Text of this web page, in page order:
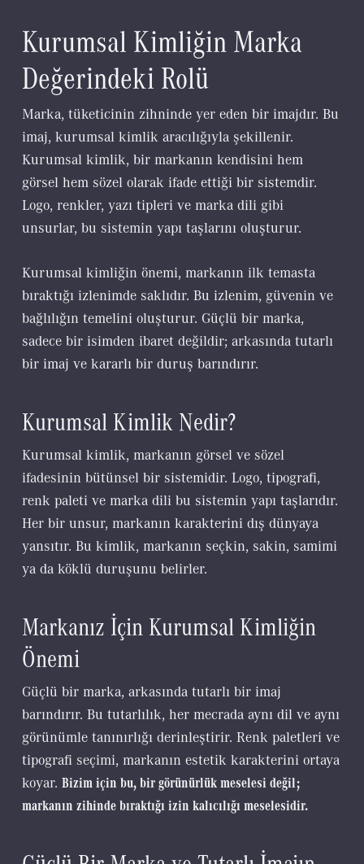
Kurumsal Kimliğin Marka
Değerindeki Rolü
Marka, tüketicinin zihninde yer eden bir imajdır. Bu
imaj, kurumsal kimlik aracılığıyla şekillenir.
Kurumsal kimlik, bir markanın kendisini hem
görsel hem sözel olarak ifade ettiği bir sistemdir.
Logo, renkler, yazı tipleri ve marka dili gibi
unsurlar, bu sistemin yapı taşlarını oluşturur.
Kurumsal kimliğin önemi, markanın ilk temasta
bıraktığı izlenimde saklıdır. Bu izlenim, güvenin ve
bağlılığın temelini oluşturur. Güçlü bir marka,
sadece bir isimden ibaret değildir; arkasında tutarlı
bir imaj ve kararlı bir duruş barındırır.
Kurumsal Kimlik Nedir?
Kurumsal kimlik, markanın görsel ve sözel
ifadesinin bütünsel bir sistemidir. Logo, tipografi,
renk paleti ve marka dili bu sistemin yapı taşlarıdır.
Her bir unsur, markanın karakterini dış dünyaya
yansıtır. Bu kimlik, markanın seçkin, sakin, samimi
ya da köklü duruşunu belirler.
Markanız İçin Kurumsal Kimliğin
Önemi
Güçlü bir marka, arkasında tutarlı bir imaj
barındırır. Bu tutarlılık, her mecrada aynı dil ve aynı
görünümle tanınırlığı derinleştirir. Renk paletleri ve
tipografi seçimi, markanın estetik karakterini ortaya
koyar. Bizim için bu, bir görünürlük meselesi değil;
markanın zihinde bıraktığı izin kalıcılığı meselesidir.